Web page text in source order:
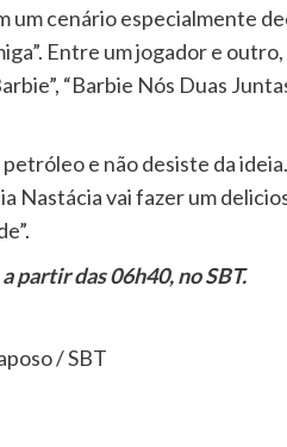
um cenário especialmente
Entre um jogador e
“Barbie Nós Duas
e não desiste da
Nastácia vai fazer um
partir das 06h40, no SBT.
/ SBT